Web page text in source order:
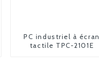
PC industriel à écran
tactile TPC-2101E